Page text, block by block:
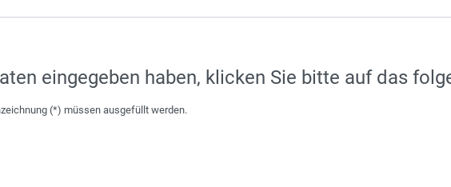
eingegeben haben, klicken Sie bitte auf das
(*) müssen ausgefüllt werden.